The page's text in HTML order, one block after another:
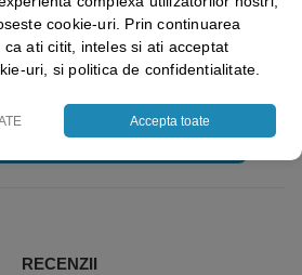
Vezi mai mult ⬇
RECENZII
cookie-uri. Prin continuarea
ati citit, inteles si ati acceptat
uri, si politica de confidentialitate.
Accepta toate